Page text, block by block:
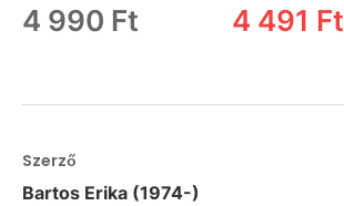
4 990 Ft 4 491 Ft
Szerző
Bartos Erika (1974-)